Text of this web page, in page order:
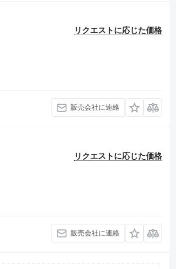
リクエストに応じた価格
販売会社に連絡
リクエストに応じた価格
販売会社に連絡